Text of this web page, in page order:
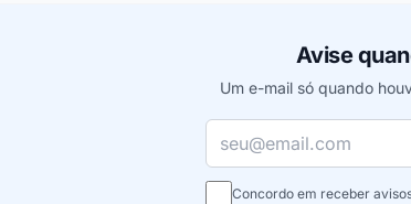
Avise
Um e-mail só quando
Concordo em receber